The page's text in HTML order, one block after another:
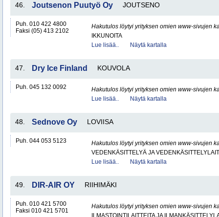
46. Joutsenon Puutyö Oy JOUTSENO
Puh. 010 422 4800
Faksi (05) 413 2102
Hakutulos löytyi yrityksen omien www-sivujen
IKKUNOITA
Lue lisää..
Näytä kartalla
47. Dry Ice Finland KOUVOLA
Puh. 045 132 0092
Hakutulos löytyi yrityksen omien www-sivujen
Lue lisää..
Näytä kartalla
48. Sednove Oy LOVIISA
Puh. 044 053 5123
Hakutulos löytyi yrityksen omien www-sivujen
VEDENKÄSITTELYÄ JA
Lue lisää..
Näytä kartalla
49. DIR-AIR OY RIIHIMÄKI
Puh. 010 421 5700
Faksi 010 421 5701
Hakutulos löytyi yrityksen omien www-sivujen
ILMASTOINTILAITTEITA JA